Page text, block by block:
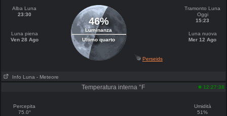
Alba Luna
23:30
Luna piena
Ven 28 Ago
46%
Luminanza
Ultimo quarto
Tramonto Luna
Oggi
15:23
Luna nuova
Mer 12 Ago
Perseids
Info Luna - Meteore
Temperatura interna °F 12:27:38
Percepita
75.0°
Umidità
51%